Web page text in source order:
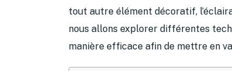
tout autre élément décoratif,
nous allons explorer différentes
manière efficace afin de mettre en